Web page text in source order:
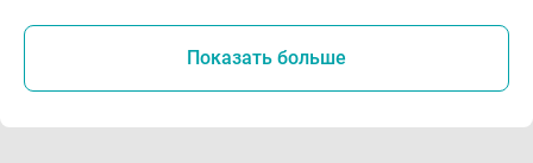
Показать больше